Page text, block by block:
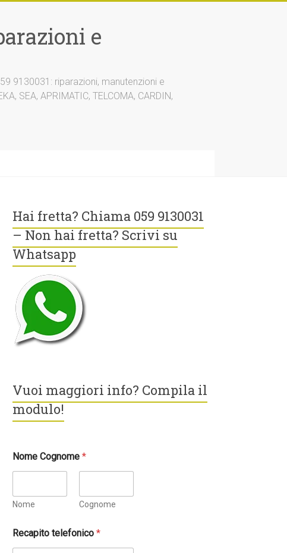
e
9130031: riparazioni, manutenzioni e
SEA, APRIMATIC, TELCOMA, CARDIN,
Hai fretta? Chiama 059 9130031
– Non hai fretta? Scrivi su
Whatsapp
Vuoi maggiori info? Compila il
modulo!
Nome Cognome*
Nome Cognome
R
e
Recapito telefonico*